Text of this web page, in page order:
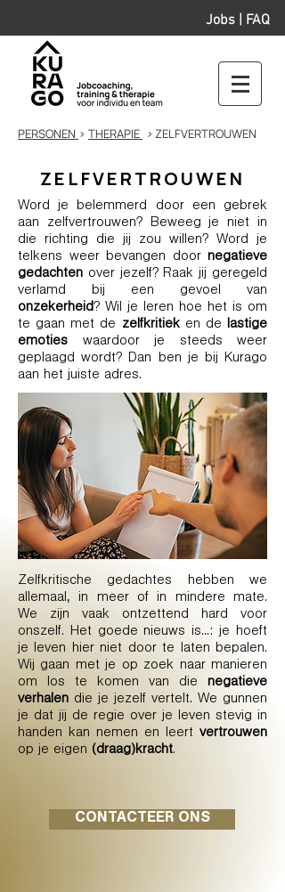
Jobs | FAQ
PERSONEN > THERAPIE > ZELFVERTROUWEN
ZELFVERTROUWEN
Word je belemmerd door een gebrek
aan zelfvertrouwen? Beweeg je niet in
die richting die jij zou willen? Word je
telkens weer bevangen door negatieve
gedachten over jezelf? Raak jij geregeld
verlamd bij een gevoel van
onzekerheid? Wil je leren hoe het is om
te gaan met de zelfkritieken delastige
emoties waardoor je steeds weer
geplaagd wordt? Dan ben je bij Kurago
aan het juiste adres.
Zelfkritische gedachtes hebben we
allemaal, in meer of in mindere mate.
We zijn vaak ontzettend hard voor
onszelf. Het goede nieuws is...: je hoeft
je leven hier niet door te laten bepalen.
Wij gaan met je op zoek naar manieren
om los te komen van die negatieve
verhalen die je jezelf vertelt. We gunnen
je dat jij de regie over je leven stevig in
handen kan nemen en leert vertrouwen
op je eigen (draag)kracht.
CONTACTEER ONS